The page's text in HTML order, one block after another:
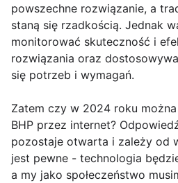
powszechne rozwiązanie, a
staną się rzadkością. Jednak
monitorować skuteczność i
rozwiązania oraz
się potrzeb i wymagań.
Zatem czy w 2024 roku
BHP przez internet?
pozostaje otwarta i zależy od
jest pewne - technologia
a my jako społeczeństwo